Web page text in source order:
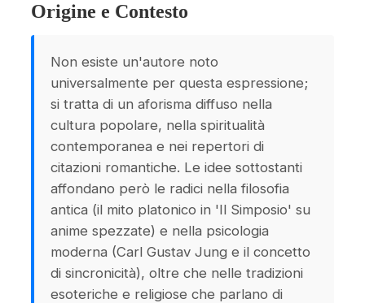
Origine e Contesto
Non esiste un'autore noto
universalmente per questa espressione;
si tratta di un aforisma diffuso nella
cultura popolare, nella spiritualità
contemporanea e nei repertori di
citazioni romantiche. Le idee sottostanti
affondano però le radici nella filosofia
antica (il mito platonico in 'Il Simposio' su
anime spezzate) e nella psicologia
moderna (Carl Gustav Jung e il concetto
di sincronicità), oltre che nelle tradizioni
esoteriche e religiose che parlano di